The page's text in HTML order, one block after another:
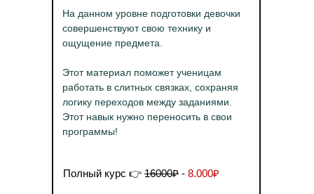
На данном уровне подготовки девочки
совершенствуют свою технику и
ощущение предмета.
Этот материал поможет ученицам
работать в слитных связках, сохраняя
логику переходов между заданиями.
Этот навык нужно переносить в свои
программы!
Полный курс 👉 16000₽ - 8.000₽